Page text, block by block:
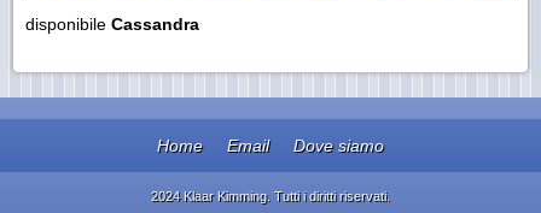
disponibile Cassandra
Home Email Dove siamo
2024 Klaar Kimming. Tutti i diritti riservati.